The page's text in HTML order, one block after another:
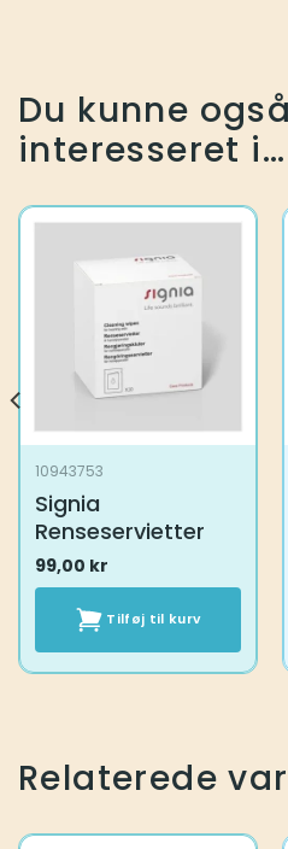
Du kunne
interesseret i…
10943753
Signia
Renseservietter
99,00 kr
Tilføj til kurv
Relaterede